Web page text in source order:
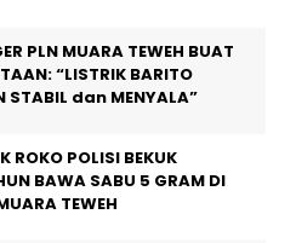
PLN MUARA TEWEH BUAT
“LISTRIK BARITO
STABIL dan MENYALA”
ROKO POLISI BEKUK
BAWA SABU 5 GRAM DI
TEWEH